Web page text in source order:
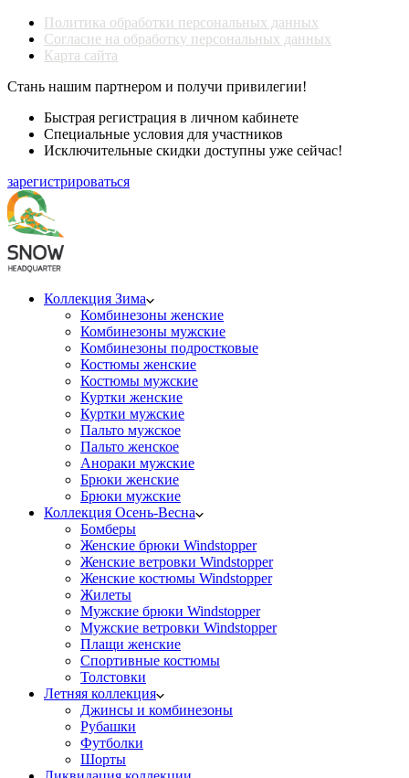
Политика обработки персональных данных
Согласие на обработку персональных данных
Карта сайта
Стань нашим партнером и получи привилегии!
Быстрая регистрация в личном кабинете
Специальные условия для участников
Исключительные скидки доступны уже сейчас!
зарегистрироваться
Коллекция Зима
Комбинезоны женские
Комбинезоны мужские
Комбинезоны подростковые
Костюмы женские
Костюмы мужские
Куртки женские
Куртки мужские
Пальто мужское
Пальто женское
Анораки мужские
Брюки женские
Брюки мужские
Коллекция Осень-Весна
Бомберы
Женские брюки Windstopper
Женские ветровки Windstopper
Женские костюмы Windstopper
Жилеты
Мужские брюки Windstopper
Мужские ветровки Windstopper
Плащи женские
Спортивные костюмы
Толстовки
Летняя коллекция
Джинсы и комбинезоны
Рубашки
Футболки
Шорты